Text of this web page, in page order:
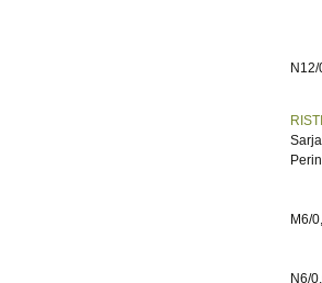
M6/
N6/